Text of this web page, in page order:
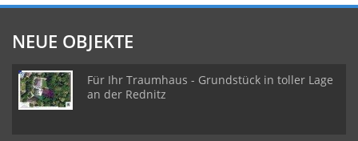
NEUE OBJEKTE
Für Ihr Traumhaus - Grundstück in toller Lage
an der Rednitz